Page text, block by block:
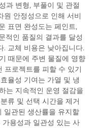
과 변형, 부풀이 및 관절
원 안정성으로 인해 서비
표면 완성도는 페인트,
적인 품질의 결과를 달성
교체 비용은 낮아집니다.
때문에 주변 물질에 영향
프로젝트를 피할 수 있기
율성 기여는 가열 및 냉
는 지속적인 운영 절감을
류 및 선택 시간을 제거
일관된 생산률을 유지할
용성과 일관성 있는 사